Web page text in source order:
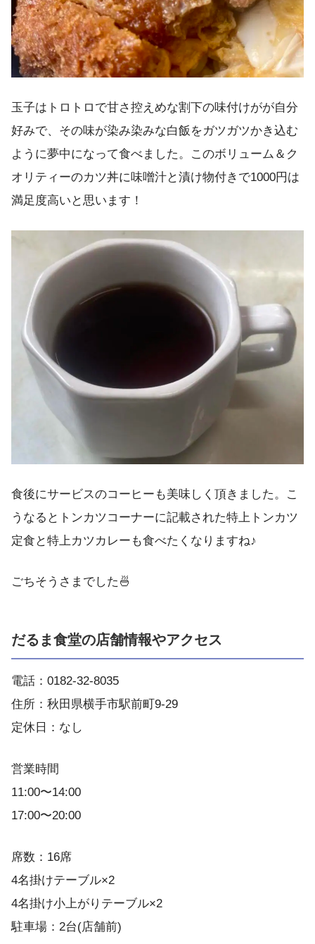
玉子はトロトロで甘さ控えめな割下の味付けがが自分
好みで、その味が染み染みな白飯をガツガツかき込む
ように夢中になって食べました。このボリューム＆ク
オリティーのカツ丼に味噌汁と漬け物付きで1000円は
満足度高いと思います！
食後にサービスのコーヒーも美味しく頂きました。こ
うなるとトンカツコーナーに記載された特上トンカツ
定食と特上カツカレーも食べたくなりますね♪
ごちそうさまでした🍜
だるま食堂の店舗情報やアクセス
電話：0182-32-8035
住所：秋田県横手市駅前町9-29
定休日：なし
営業時間
11:00〜14:00
17:00〜20:00
席数：16席
4名掛けテーブル×2
4名掛け小上がりテーブル×2
駐車場：2台(店舗前)